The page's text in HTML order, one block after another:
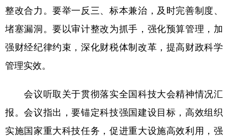
广东 广西 海南 重庆
四川 贵州 云南 西藏
陕西 甘肃 青海 宁夏
新疆
多语种频道
English Español Français عربى
整改合力。要举一反三、标本兼治，及时完善制度、
堵塞漏洞。要以审计整改为抓手，强化预算管理，加
强财经纪律约束，深化财税体制改革，提高财政科学
管理实效。
会议听取关于贯彻落实全国科技大会精神情况汇
报。会议指出，要锚定科技强国建设目标，高效组织
实施国家重大科技任务，促进重大设施高效利用，强